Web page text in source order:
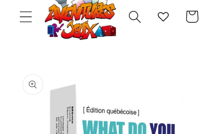
Panier
informations
produits